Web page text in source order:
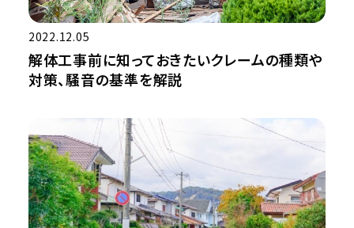
2022.12.05
解体工事前に知っておきたいクレームの種類や
対策、騒音の基準を解説